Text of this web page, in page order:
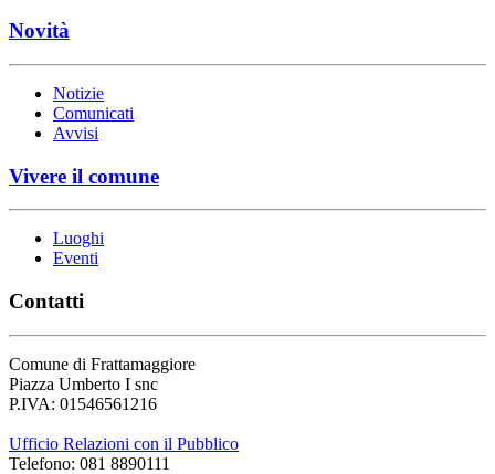
Novità
Notizie
Comunicati
Avvisi
Vivere il comune
Luoghi
Eventi
Contatti
Comune di Frattamaggiore
Piazza Umberto I snc
P.IVA: 01546561216
Ufficio Relazioni con il Pubblico
Telefono: 081 8890111